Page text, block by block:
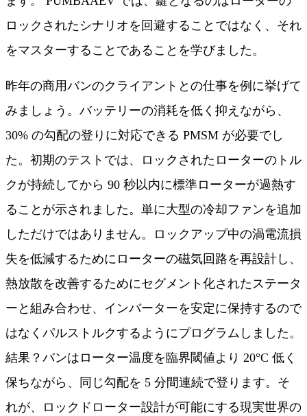
ロックされたシナリオを回避することではなく、それ
をマスターすることであることを学びました。
昨年の商用バンのクライアントとの仕事を例に挙げて
みましょう。バッテリーの消耗を低く抑えながら、
30% の勾配の登りに対応できる PMSM が必要でし
た。初期のテストでは、ロックされたローターのトル
クが持続してから 90 秒以内に標準ローターが過熱す
ることが示されました。単に大型の冷却ファンを追加
しただけではありません。ロックアップ中の渦電流損
失を低減するためにローターの磁気回路を再設計し、
熱放散を改善するためにセグメント化されたステータ
ーと組み合わせ、インバーターを安定に保持するので
はなくパルストルクするようにプログラムしました。
結果？バンはローター温度を臨界閾値より 20°C 低く
保ちながら、同じ勾配を 5 分間連続で登ります。そ
れが、ロックドローター設計が可能にする現実世界の